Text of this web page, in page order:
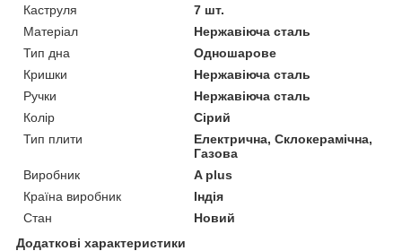
Каструля
7 шт.
Матеріал
Нержавіюча сталь
Тип дна
Одношарове
Кришки
Нержавіюча сталь
Ручки
Нержавіюча сталь
Колір
Сірий
Тип плити
Електрична, Склокерамічна,
Газова
Виробник
A plus
Країна виробник
Індія
Стан
Новий
Додаткові характеристики